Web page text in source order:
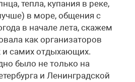
тепла, купания в реке,
в море, общения с
в начале лета, скажем
как организаторов
и самих отдыхающих.
было не только на
и Ленинградской